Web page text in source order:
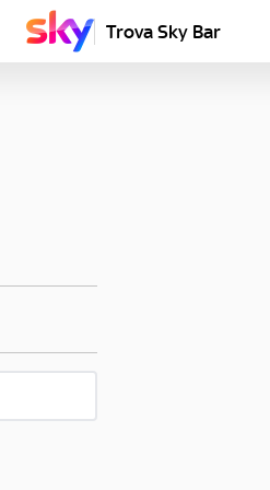
Trova Sky Bar